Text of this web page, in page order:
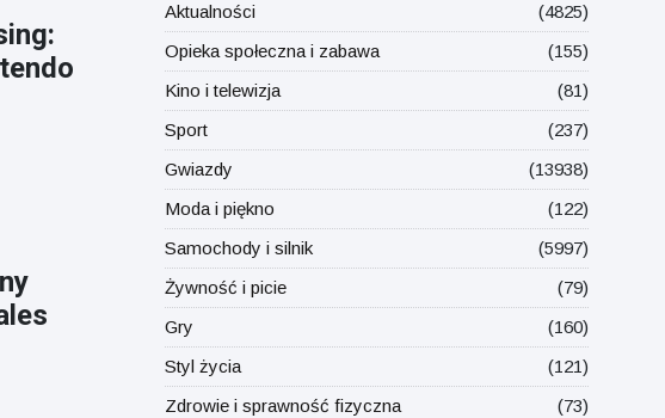
Aktualności
(4825)
Opieka społeczna i zabawa
(155)
Kino i telewizja
(81)
Sport
(237)
Gwiazdy
(13938)
Moda i piękno
(122)
Samochody i silnik
(5997)
Żywność i picie
(79)
Gry
(160)
Styl życia
(121)
Zdrowie i sprawność fizyczna
(73)